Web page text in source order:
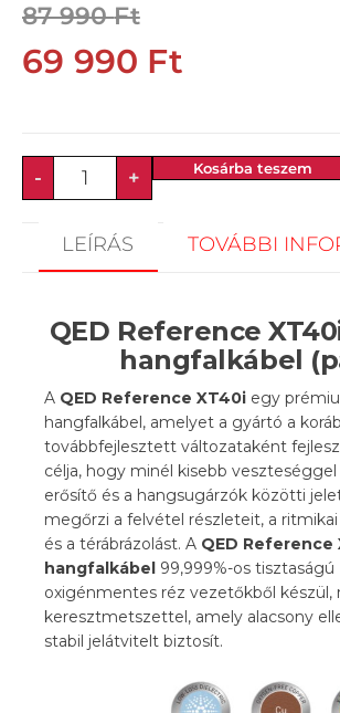
87 990Ft
69 990 Ft
- + Kosárba teszem
LEÍRÁS TOVÁBBI
QED Reference
hangfalkábel
A QED Reference XT40i egy
hangfalkábel, amelyet a gyártó a
továbbfejlesztett változataként
célja, hogy minél kisebb
erősítő és a hangsugárzók közötti
megőrzi a felvétel részleteit, a
és a térábrázolást. A QED Reference
hangfalkábel 99,999%-os tisztaságú
oxigénmentes réz vezetőkből készül,
keresztmetszettel, amely alacsony
stabil jelátvitelt biztosít.